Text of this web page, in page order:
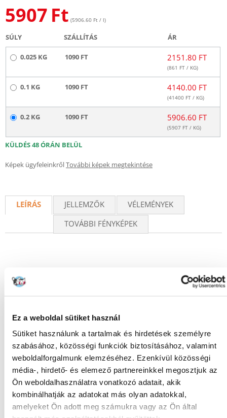
Ez a weboldal sütiket használ
Sütiket használunk a tartalmak és hirdetések személyre
szabásához, közösségi funkciók biztosításához, valamint
weboldalforgalmunk elemzéséhez. Ezenkívül közösségi
média-, hirdető- és elemező partnereinkkel megosztjuk az
Ön weboldalhasználatra vonatkozó adatait, akik
kombinálhatják az adatokat más olyan adatokkal,
amelyeket Ön adott meg számukra vagy az Ön által
5907 Ft (5906.60 Ft / l)
SÚLY SZÁLLÍTÁS ÁR
0.025 KG 1090 FT 2151.80 FT
(861 FT / KG)
0.1 KG 1090 FT 4140.00 FT
(41400 FT / KG)
0.2 KG 1090 FT 5906.60 FT
(5907 FT / KG)
KÜLDÉS 48 ÓRÁN BELÜL
Képek ügyfeleinkrőlTovábbi képek megtekintése
LEÍRÁS JELLEMZŐK
VÉLEMÉNYEK
TOVÁBBI FÉNYKÉPEK
KÉRDEZZ TŐLÜNK!
Gyakori Kérdések (GYIK)
FAJTA: Pehely
Tulajdonságok
CSOMAG SÚLYA
(KG):
0.2